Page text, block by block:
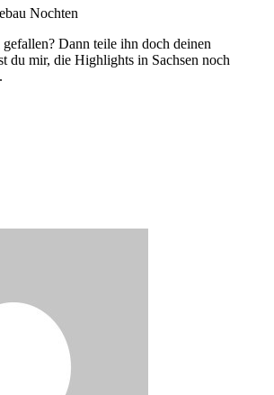
Nochten
Dann teile ihn doch deinen
du mir, die Highlights in Sachsen noch